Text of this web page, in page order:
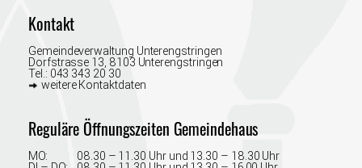
Kontakt
Gemeindeverwaltung Unterengstringen
Dorfstrasse 13, 8103 Unterengstringen
Tel.: 043 343 20 30
weitere Kontaktdaten
Reguläre Öffnungszeiten Gemeindehaus
MO: 08.30 – 11.30 Uhr und 13.30 –⁠ 18.30 Uhr